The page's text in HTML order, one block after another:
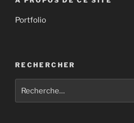
Portfolio
RECHERCHER